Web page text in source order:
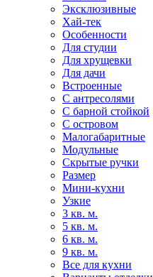
Эксклюзивные
Хай-тек
Особенности
Для студии
Для хрущевки
Для дачи
Встроенные
С антресолями
С барной стойкой
С островом
Малогабаритные
Модульные
Скрытые ручки
Размер
Мини-кухни
Узкие
3 кв. м.
5 кв. м.
6 кв. м.
9 кв. м.
Все для кухни